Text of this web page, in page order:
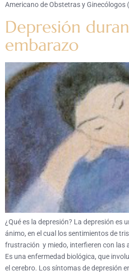
Americano de Obstetras y Ginecólogos
Depresión
embarazo
¿Qué es la depresión? La depresión es
ánimo, en el cual los sentimientos de
frustración y miedo, interfieren con las
Es una enfermedad biológica, que
el cerebro. Los síntomas de depresión